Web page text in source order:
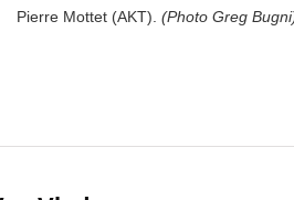
Pierre Mottet (AKT). (Photo Greg